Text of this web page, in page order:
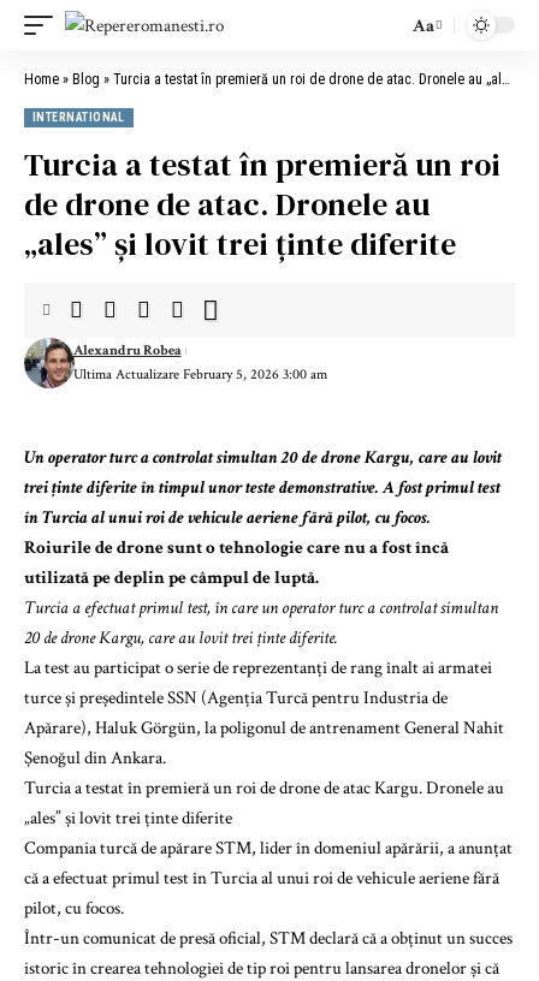
Font
Resizer
Aa
Home » Blog » Turcia a testat în premieră un roi de drone de atac. Dronele au „ales” și lovit trei ținte diferite
INTERNATIONAL
Turcia a testat în premieră un roi
de drone de atac. Dronele au
„ales” și lovit trei ținte diferite
Ultima Actualizare February 5, 2026 3:00 am
Alexandru Robea
Un operator turc a controlat simultan 20 de drone Kargu, care au lovit
trei ținte diferite în timpul unor teste demonstrative. A fost primul test
în Turcia al unui roi de vehicule aeriene fără pilot, cu focos.
Roiurile de drone sunt o tehnologie care nu a fost încă
utilizată pe deplin pe câmpul de luptă.
Turcia a efectuat primul test, în care un operator turc a controlat simultan
20 de drone Kargu, care au lovit trei ținte diferite.
La test au participat o serie de reprezentanți de rang înalt ai armatei
turce și președintele SSN (Agenția Turcă pentru Industria de
Apărare), Haluk Görgün, la poligonul de antrenament General Nahit
Șenoğul din Ankara.
Turcia a testat în premieră un roi de drone de atac Kargu. Dronele au
„ales” și lovit trei ținte diferite
Compania turcă de apărare STM, lider în domeniul apărării, a anunțat
că a efectuat primul test în Turcia al unui roi de vehicule aeriene fără
pilot, cu focos.
Într-un comunicat de presă oficial, STM declară că a obținut un succes
istoric în crearea tehnologiei de tip roi pentru lansarea dronelor și că